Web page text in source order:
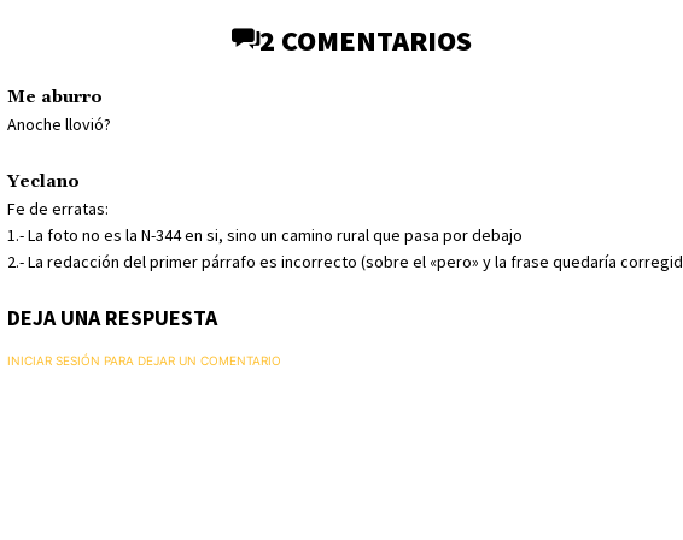
2 COMENTARIOS
Me aburro
Anoche llovió?
Yeclano
Fe de erratas:
1.- La foto no es la N-344 en si, sino un camino rural que pasa por debajo
2.- La redacción del primer párrafo es incorrecto (sobre el «pero» y la frase quedaría
DEJA UNA RESPUESTA
INICIAR SESIÓN PARA DEJAR UN COMENTARIO